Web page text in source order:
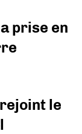
prise en
le